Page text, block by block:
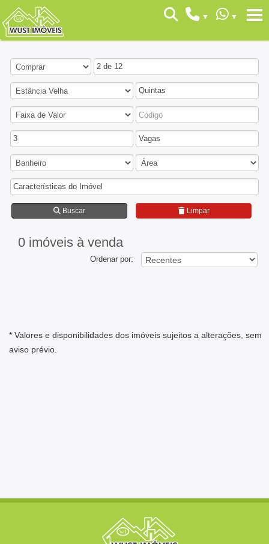
2 de 12
Quintas
3 Vagas
Características do Imóvel
Buscar Limpar
0 imóveis à venda
Ordenar por:
* Valores e disponibilidades dos imóveis sujeitos a alterações, sem
aviso prévio.